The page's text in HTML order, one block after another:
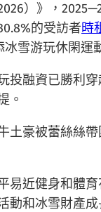
）》，
的受訪者時
雪游玩休閑運
投融資已勝利
。
土豪被蕾絲絲
易近健身和體
動和冰雪財產